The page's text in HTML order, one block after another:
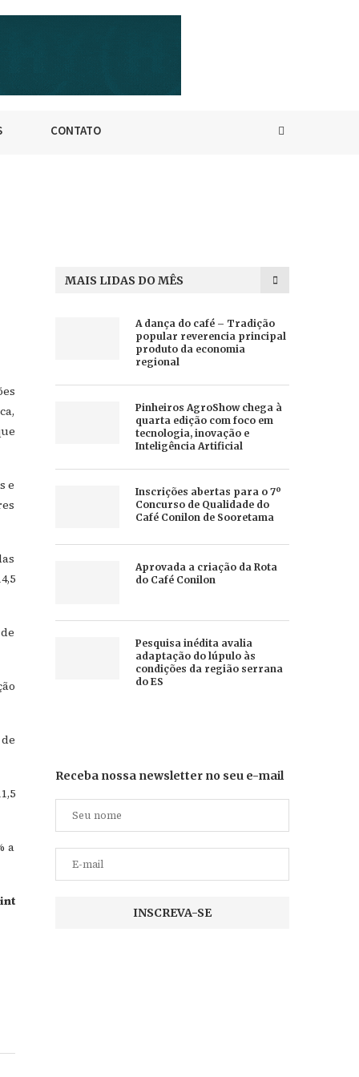
CONTATO
e
a
MAIS LIDAS DO MÊS
A dança do café – Tradição
popular reverencia principal
produto da economia
regional
Pinheiros AgroShow chega à
quarta edição com foco em
tecnologia, inovação e
Inteligência Artificial
Inscrições abertas para o 7º
Concurso de Qualidade do
Café Conilon de Sooretama
Aprovada a criação da Rota
do Café Conilon
Pesquisa inédita avalia
adaptação do lúpulo às
condições da região serrana
do ES
Receba nossa newsletter no seu e-mail